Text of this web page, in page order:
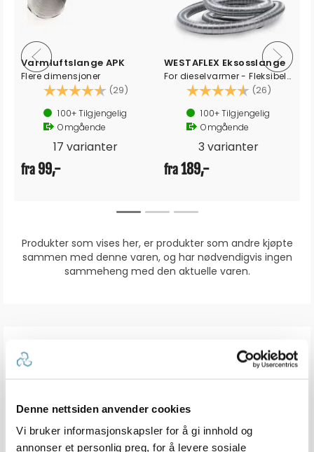
Denne nettsiden anvender cookies
Vi bruker informasjonskapsler for å gi innhold og
annonser et personlig preg, for å levere sosiale
Varmluftslange APK
Flere dimensjoner
Karakter: (29) 4.4 av 5 mulige
100+Tilgjengelig
Omgående
17 varianter
fra 99,-
WESTAFLEX Eksosslange
For dieselvarmer - Fleksibel - Metervare
Karakter: (26)
100+Tilgjengelig
Omgående
3 varianter
fra189,-
Produkter som vises her, er produkter som andre kjøpte
sammen med denne varen, og har nødvendigvis ingen
sammeheng med den aktuelle varen.
Karakter: 4 av 5 mulige
0 stemmer
Karakter: 3 av 5 mulige
Karakter: 2 av 5 mulige
0stemmer
Karakter: 1 av 5 mulige
0 stemmer
Basert på 0 stemmer og
0 omtaler